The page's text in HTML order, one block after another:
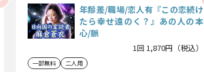
年齢差/職場/恋人有『この恋続け
たら幸せ遠のく？』あの人の本
心/脈
1回 1,870円（税込）
一部無料 二人用